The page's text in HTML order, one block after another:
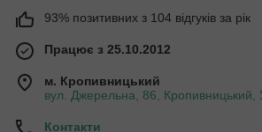
93% позитивних з 104 відгуків за рік
Працює з 25.10.2012
м. Кропивницький
вул. Джерельна, 86, Кропивницький,
Контакти